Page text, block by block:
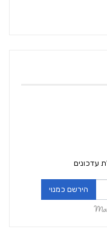
עדכונים
הירשם כמנוי